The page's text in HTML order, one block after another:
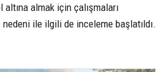
almak için çalışmaları
nedeni ile ilgili de inceleme başlatıldı.